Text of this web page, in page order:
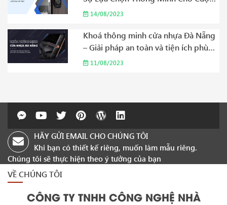
Sống Hiện Đại Năm 2023
14/08/2023
Khoá thông minh cửa nhựa Đà Nẵng
– Giải pháp an toàn và tiện ích phù
hợp cho gia đình của bạn Năm 2023
11/08/2023
HÃY GỬI EMAIL CHO CHÚNG TÔI
Khi bạn có thiết kế riêng, muốn làm mẫu riêng.
Chúng tôi sẽ thực hiện theo ý tưởng của bạn
VỀ CHÚNG TÔI
CÔNG TY TNHH CÔNG NGHỆ NHÀ